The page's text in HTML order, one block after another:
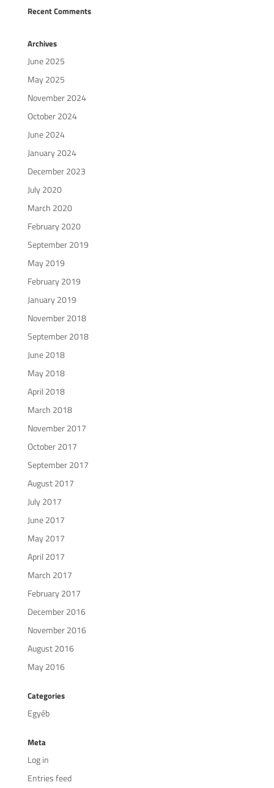
Recent Comments
Archives
June 2025
May 2025
November 2024
October 2024
June 2024
January 2024
December 2023
July 2020
March 2020
February 2020
September 2019
May 2019
February 2019
January 2019
November 2018
September 2018
June 2018
May 2018
April 2018
March 2018
November 2017
October 2017
September 2017
August 2017
July 2017
June 2017
May 2017
April 2017
March 2017
February 2017
December 2016
November 2016
August 2016
May 2016
Categories
Egyéb
Meta
Log in
Entries feed